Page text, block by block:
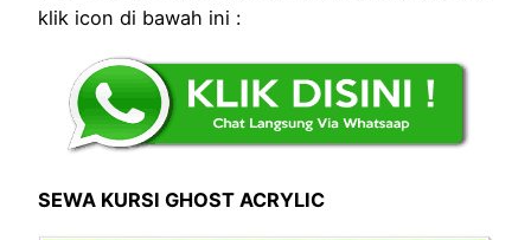
klik icon di bawah ini :
SEWA KURSI GHOST ACRYLIC